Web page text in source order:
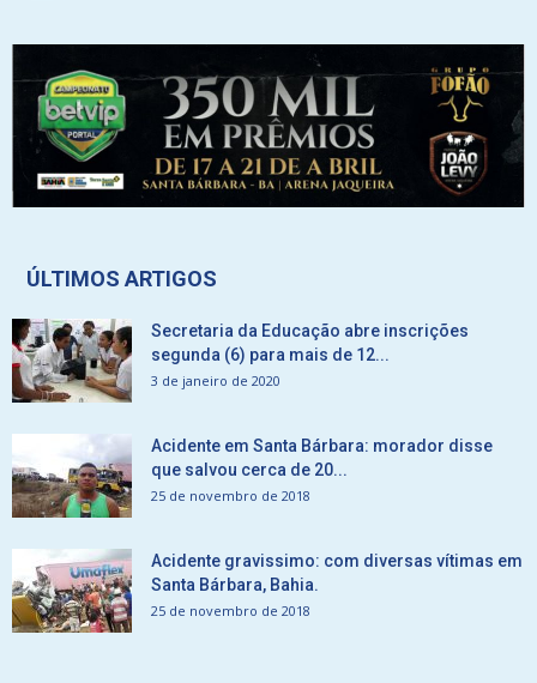
ÚLTIMOS ARTIGOS
Secretaria da Educação abre inscrições
segunda (6) para mais de 12...
3 de janeiro de 2020
Acidente em Santa Bárbara: morador disse
que salvou cerca de 20...
25 de novembro de 2018
Acidente gravissimo: com diversas vítimas em
Santa Bárbara, Bahia.
25 de novembro de 2018